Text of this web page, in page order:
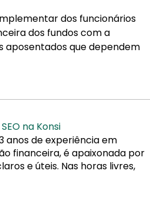
dos funcionários
dos fundos com a
aposentados que dependem
na Konsi
anos de experiência em
financeira, é apaixonada por
e úteis. Nas horas livres,